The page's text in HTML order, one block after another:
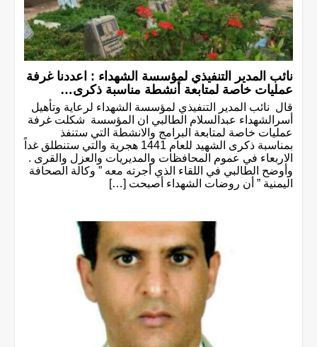
نائب المدير التنفيذي لمؤسسة الشهداء : اعددنا غرفة
عمليات خاصة لمتابعة أنشطة مناسبة ذكرى…
قال نائب المدير التنفيذي لمؤسسة الشهداء لرعاية وتأهيل
أسرالشهداء عبدالسلام الطالبي ان المؤسسة شكلت غرفة
عمليات خاصة لمتابعة البرامج والانشطة التي ستنفذ
بمناسبة ذكرى الشهيد للعام 1441 هجرية والتي ستنطلق غداً
الاربعاء في عموم المحافظات والمديريات والعزل والقرى .
وأوضح الطالبي في اللقاء الذي أجرته معه ” وكالة الصحافة
اليمنية ” أن روضات الشهداء أصبحت […]